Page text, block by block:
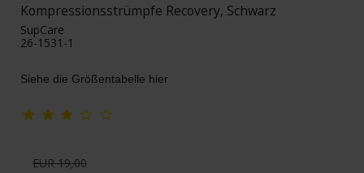
Kompressionsstrümpfe Recovery, Schwarz
SupCare
26-1531-1
Siehe die Größentabelle hier
EUR 19,00